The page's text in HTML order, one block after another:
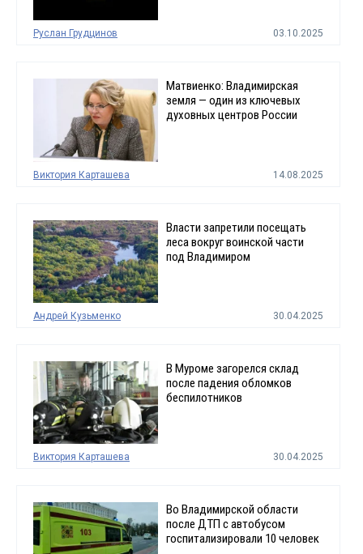
Руслан Грудцинов 03.10.2025
Матвиенко: Владимирская
земля — один из ключевых
духовных центров России
Виктория Карташева 14.08.2025
Власти запретили посещать
леса вокруг воинской части
под Владимиром
Андрей Кузьменко 30.04.2025
В Муроме загорелся склад
после падения обломков
беспилотников
Виктория Карташева 30.04.2025
Во Владимирской области
после ДТП с автобусом
госпитализировали 10 человек